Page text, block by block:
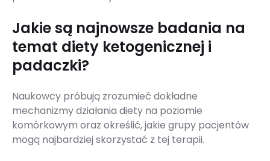
Jakie są najnowsze badania na
temat diety ketogenicznej i
padaczki?
Naukowcy próbują zrozumieć dokładne
mechanizmy działania diety na poziomie
komórkowym oraz określić, jakie grupy pacjentów
mogą najbardziej skorzystać z tej terapii.